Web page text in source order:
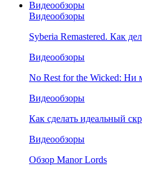
Видеообзоры
Видеообзоры
Syberia Remastered. Как
Видеообзоры
No Rest for the Wicked: Ни
Видеообзоры
Как сделать идеальный
Видеообзоры
Обзор Manor Lords